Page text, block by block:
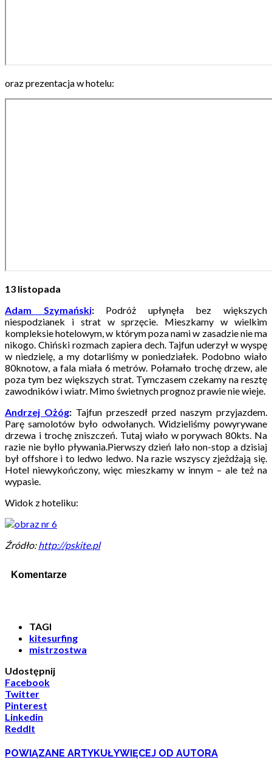
oraz prezentacja w hotelu:
13 listopada
Adam Szymański: Podróż upłynęła bez większych
niespodzianek i strat w sprzęcie. Mieszkamy w wielkim
kompleksie hotelowym, w którym poza nami w zasadzie nie ma
nikogo. Chiński rozmach zapiera dech. Tajfun uderzył w wyspę
w niedzielę, a my dotarliśmy w poniedziałek. Podobno wiało
80knotow, a fala miała 6 metrów. Połamało trochę drzew, ale
poza tym bez większych strat. Tymczasem czekamy na resztę
zawodników i wiatr. Mimo świetnych prognoz prawie nie wieje.
Andrzej Ożóg: Tajfun przeszedł przed naszym przyjazdem.
Parę samolotów było odwołanych. Widzieliśmy powyrywane
drzewa i trochę zniszczeń. Tutaj wiało w porywach 80kts. Na
razie nie byłlo pływania.Pierwszy dzień lało non-stop a dzisiaj
był offshore i to ledwo ledwo. Na razie wszyscy zjeżdżają się.
Hotel niewykończony, więc mieszkamy w innym – ale też na
wypasie.
Widok z hoteliku:
Źródło:http://pskite.pl
Komentarze
TAGI
kitesurfing
mistrzostwa
Udostępnij
Facebook
Twitter
Pinterest
Linkedin
ReddIt
POWIĄZANE ARTYKUŁYWIĘCEJ OD AUTORA